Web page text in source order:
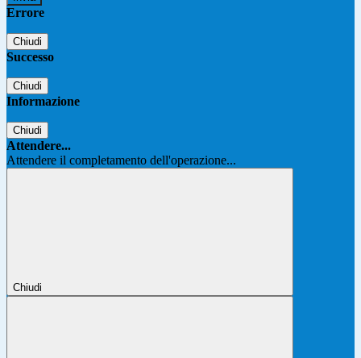
Errore
Chiudi
Successo
Chiudi
Informazione
Chiudi
Attendere...
Attendere il completamento dell'operazione...
Chiudi